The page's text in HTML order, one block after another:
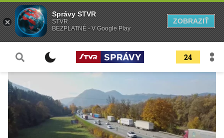
24
Správy STVR
STVR
BEZPLATNÉ - V Google Play
ZOBRAZIŤ